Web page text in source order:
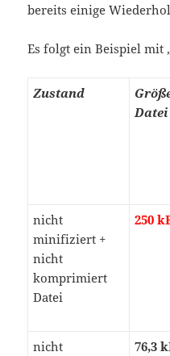
bereits einige
Es folgt ein Beispiel mit
Zustand
Datei
nicht
minifiziert +
nicht
komprimiert
Datei
250
nicht 76,3